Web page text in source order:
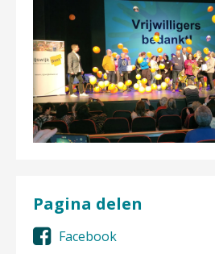
Pagina delen
Facebook